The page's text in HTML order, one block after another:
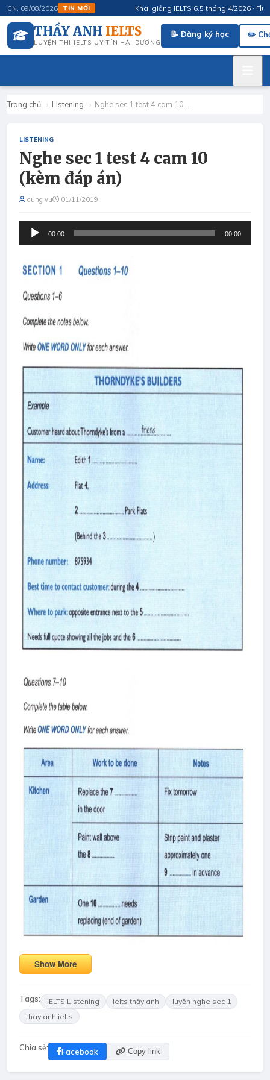
CN, 09/08/2026 TIN MỚI Khai giảng IELTS 6.5 tháng 4/2026 ·
THẦY ANH IELTS
LUYỆN THI IELTS UY TÍN HẢI DƯƠNG
📝 Đăng ký học ✏️
Trang chủ › Listening › Nghe sec 1 test 4 cam 10…
LISTENING
Nghe sec 1 test 4 cam 10
(kèm đáp án)
dung vu 01/11/2019
Audio
00:00 00:00
Show More
Tags: IELTS Listening ielts thầy anh
luyện nghe sec 1
thay anh ielts
Chia sẻ: Facebook Copy link